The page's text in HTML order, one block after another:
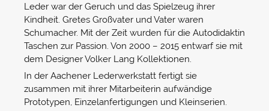
Leder war der Geruch und das Spielzeug ihrer
Kindheit. Gretes Großvater und Vater waren
Schumacher. Mit der Zeit wurden für die Autodidaktin
Taschen zur Passion. Von 2000 – 2015 entwarf sie mit
dem Designer Volker Lang Kollektionen.
In der Aachener Lederwerkstatt fertigt sie
zusammen mit ihrer Mitarbeiterin aufwändige
Prototypen, Einzelanfertigungen und Kleinserien.